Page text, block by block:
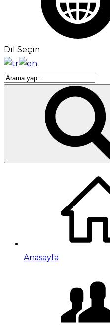
Dil Seçin
Anasayfa